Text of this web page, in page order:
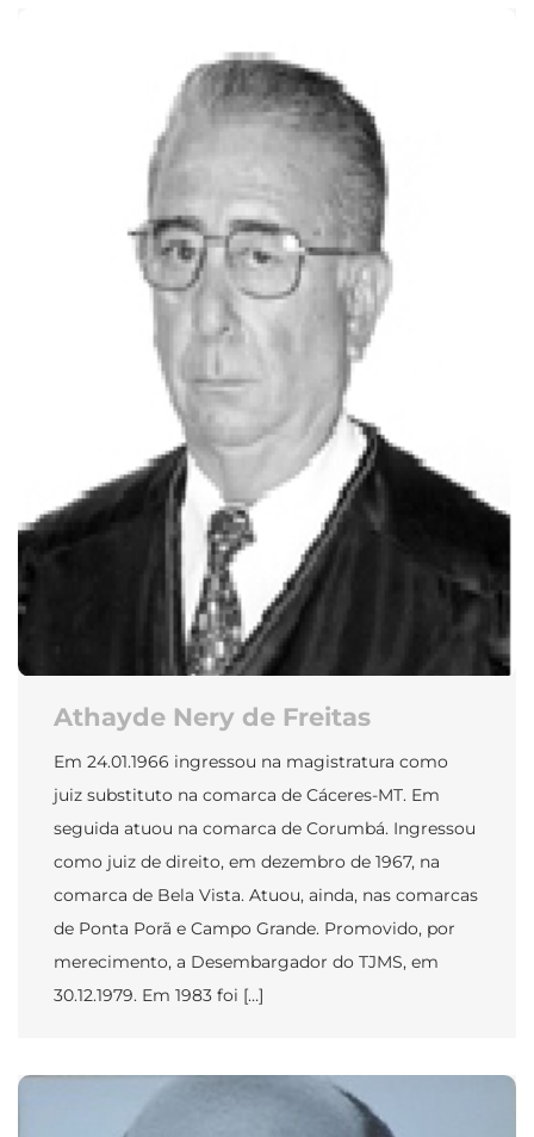
Athayde Nery de Freitas
Em 24.01.1966 ingressou na magistratura como
juiz substituto na comarca de Cáceres-MT. Em
seguida atuou na comarca de Corumbá. Ingressou
como juiz de direito, em dezembro de 1967, na
comarca de Bela Vista. Atuou, ainda, nas comarcas
de Ponta Porã e Campo Grande. Promovido, por
merecimento, a Desembargador do TJMS, em
30.12.1979. Em 1983 foi […]